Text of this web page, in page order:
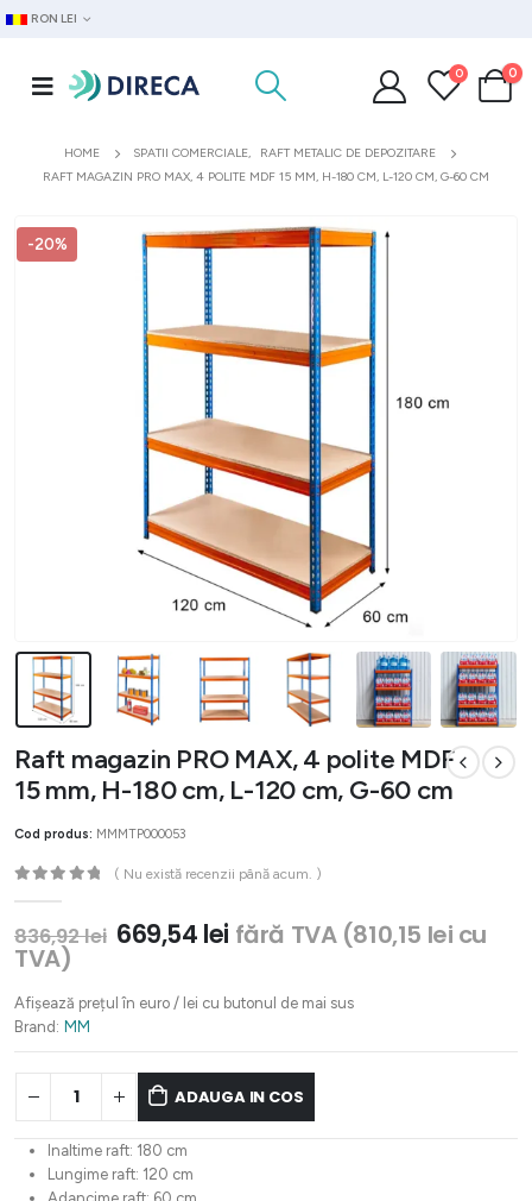
RON LEI
0 0
HOME SPATII COMERCIALE,
RAFT METALIC DE DEPOZITARE
RAFT MAGAZIN PRO MAX, 4 POLITE MDF 15 MM, H-180 CM, L-120 CM, G-60 CM
-20%
Raft magazin PRO MAX, 4 polite MDF
15 mm, H-180 cm, L-120 cm, G-60 cm
Cod produs: MMMTP000053
( Nu există recenzii până acum. )
836,92lei Prețul
inițial
fost:
669,54 lei Prețul
669,54 lei.
fără TVA (810,15 lei cu
TVA)
Afișează prețul în euro / lei cu butonul de mai sus
Brand: MM
ADAUGA IN COS
Inaltime raft: 180 cm
Lungime raft: 120 cm